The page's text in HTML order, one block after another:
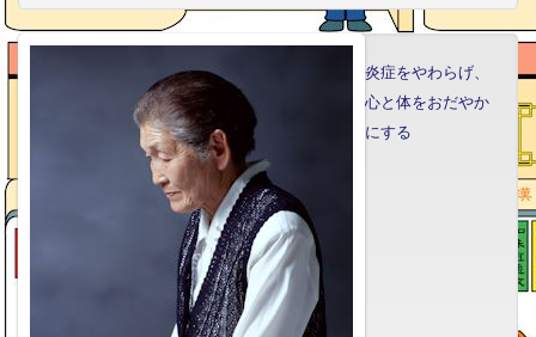
炎症をやわらげ、
心と体をおだやか
にする